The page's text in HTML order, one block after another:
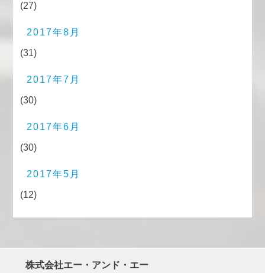
(27)
2017年8月
(31)
2017年7月
(30)
2017年6月
(30)
2017年5月
(12)
株式会社エー・アンド・エー